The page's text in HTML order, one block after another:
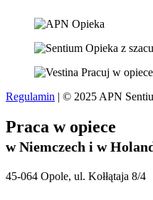
Regulamin | © 2025 APN
Praca w opiece
w Niemczech i w
45-064 Opole, ul. Kołłątaja 8/4